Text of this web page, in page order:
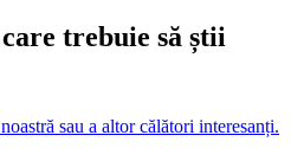
trebuie să știi
sau a altor călători interesanți.